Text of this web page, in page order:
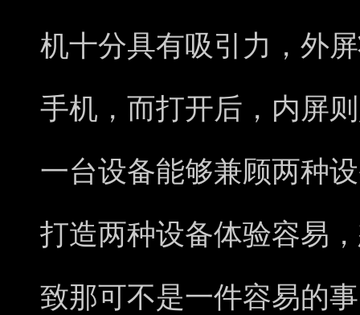
机十分具有吸引力，外
手机，而打开后，内屏
一台设备能够兼顾两种
打造两种设备体验容易
致那可不是一件容易的